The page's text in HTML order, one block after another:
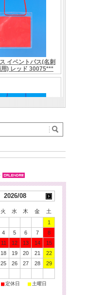
2026/08
火 水 木 金
土
1
4 5 6 7
8
11 12 13 14
15
18 19 20 21
22
25 26 27 28
29
■ 定休日 ■ 土曜日